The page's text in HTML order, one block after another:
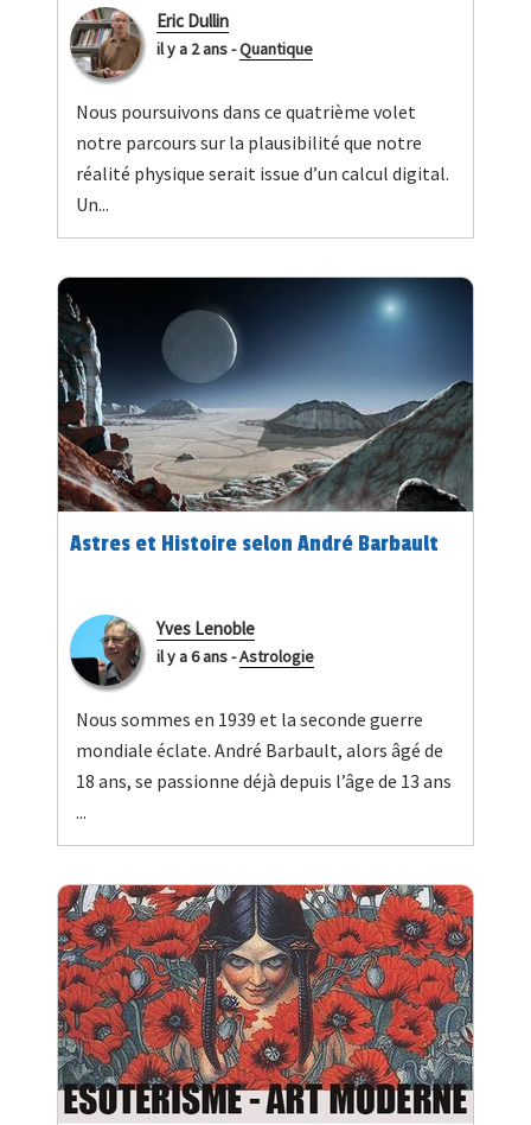
Eric Dullin
il y a 2 ans-Quantique
Nous poursuivons dans ce quatrième volet
notre parcours sur la plausibilité que notre
réalité physique serait issue d’un calcul digital.
Un...
Astres et Histoire selon André Barbault
Yves Lenoble
il y a 6 ans-Astrologie
Nous sommes en 1939 et la seconde guerre
mondiale éclate. André Barbault, alors âgé de
18 ans, se passionne déjà depuis l’âge de 13 ans
...